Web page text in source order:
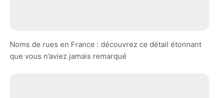
Noms de rues en France : découvrez ce détail étonnant
que vous n’aviez jamais remarqué